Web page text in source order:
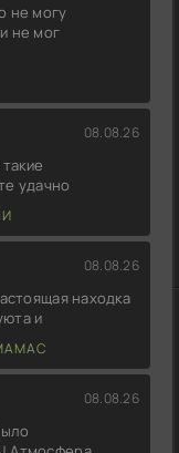
не могу
не мог
08.08.26
удачно
08.08.26
находка
и
08.08.26